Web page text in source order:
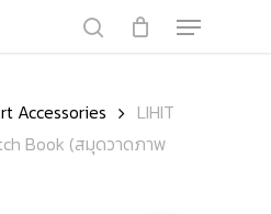
Menu
Accessories
LIHIT
Book (สมุดวาดภาพ